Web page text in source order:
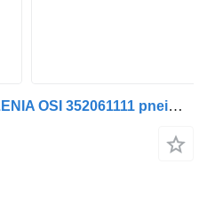
Haldex ZAWÓR PODNOSZENIA OSI 352061111 pneimatiskais vārsts paredzēts vilcēja